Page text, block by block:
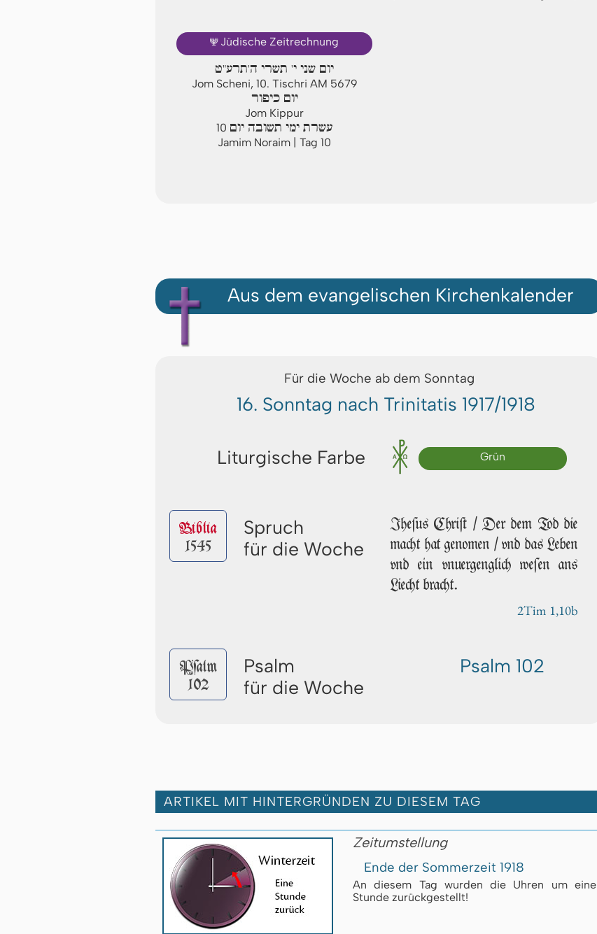
🕎 Jüdische Zeitrechnung
יום שני י' תשרי ה'תרע"ט
Jom Scheni, 10. Tischri AM 5679
יום כיפור
Jom Kippur
10 עשרת ימי תשובה יום
Jamim Noraim | Tag 10
Aus dem evangelischen Kirchenkalender
Für die Woche ab dem Sonntag
16. Sonntag nach Trinitatis 1917/1918
Liturgische Farbe Grün
Biblia
1545
Spruch
für die Woche
Jhe­ſus Chriſt / Der dem Tod die
macht hat genomen / vnd das Leben
vnd ein vnuergenglich we­ſen ans
Liecht bracht.
2Tim 1,10b
Pſalm
102
Psalm
für die Woche
Psalm 102
ARTIKEL MIT HINTERGRÜNDEN ZU DIESEM TAG
Zeitumstellung
Ende der Sommerzeit 1918
An diesem Tag wurden die Uhren um eine
Stunde zurückgestellt!